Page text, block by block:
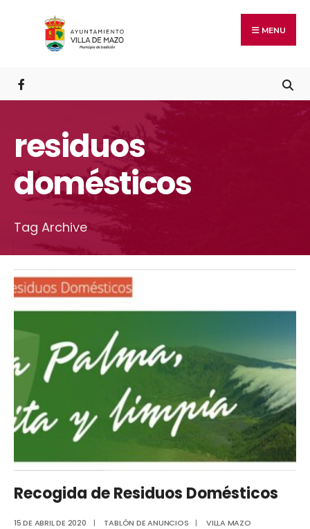
MENU
residuos
domésticos
Tag Archive
Recogida de Residuos Domésticos
15 DE ABRIL DE 2020 | TABLÓN DE ANUNCIOS | VILLA MAZO